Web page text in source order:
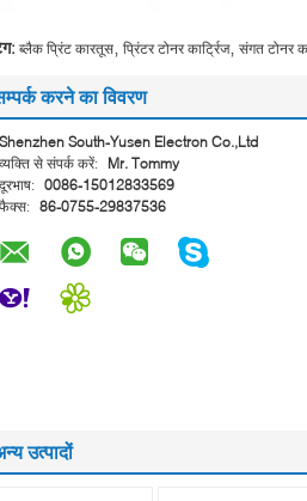
ब्लैक प्रिंट कारतूस प्रिंटर टोनर कार्ट्रिज, संगत टोनर
करने का विवरण
Shenzhen South-Yusen Electron Co.,Ltd
व्यक्ति से संपर्क करें:
Mr. Tommy
दूरभाष: 0086-15012833569
फैक्स: 86-0755-29837536
उत्पादों